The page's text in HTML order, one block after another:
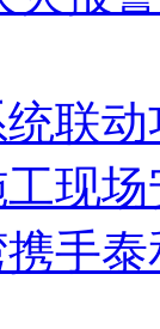
联
现
手